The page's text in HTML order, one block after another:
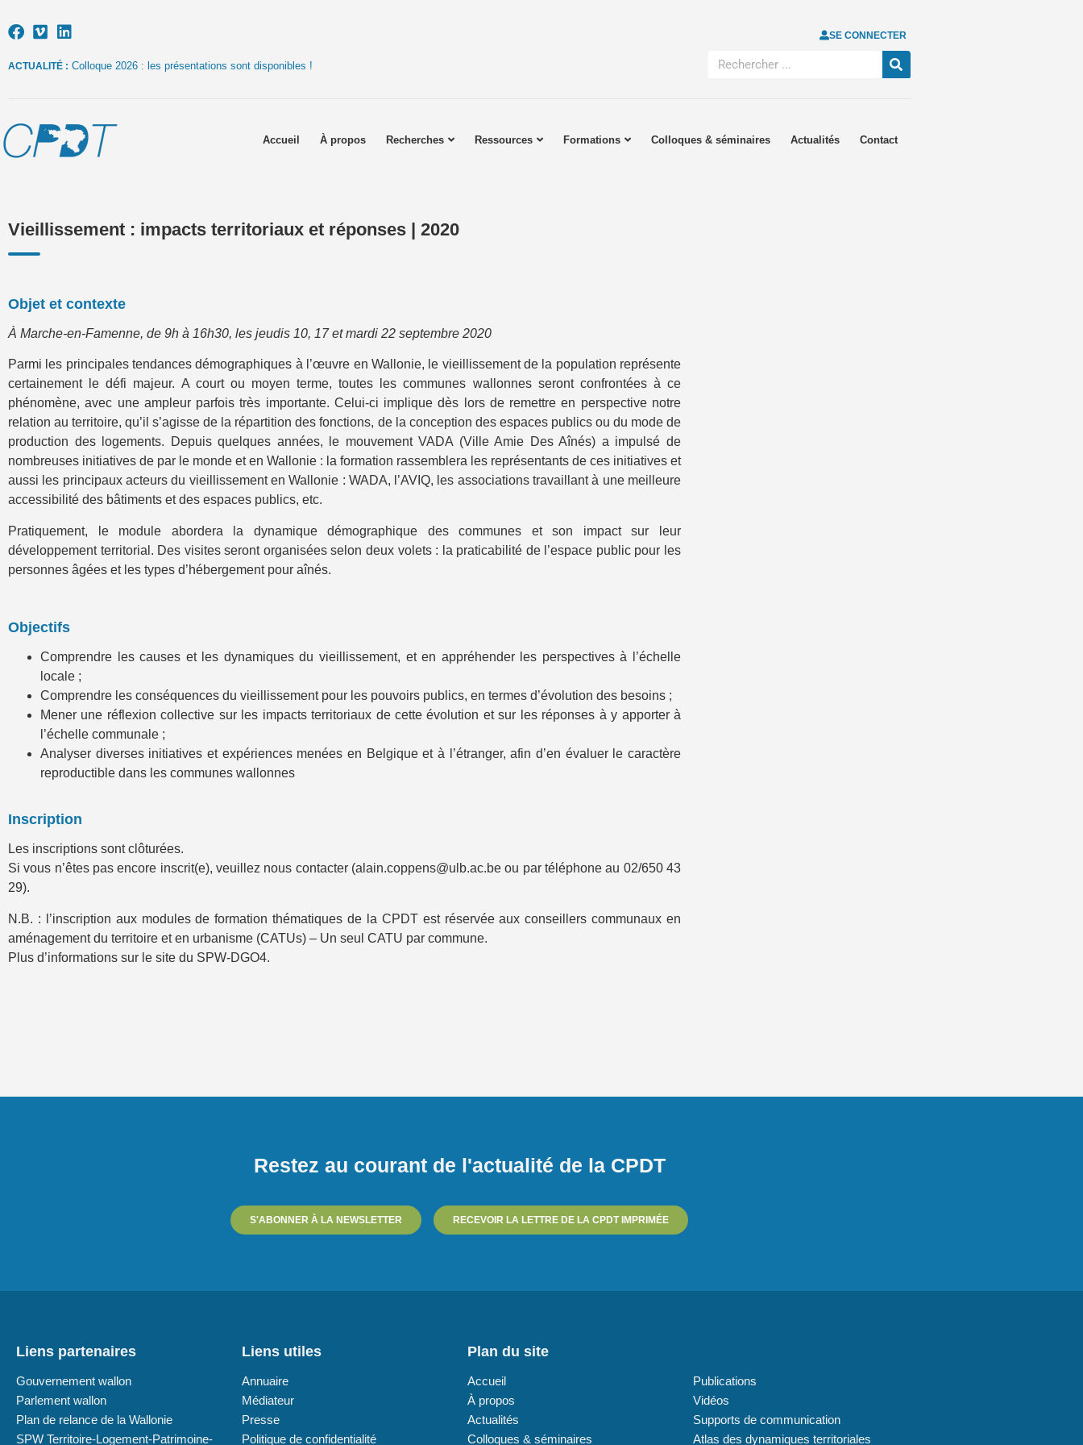
SE CONNECTER
ACTUALITÉ : Colloque 2026 : les présentations sont disponibles !
Accueil À propos Recherches Ressources Formations Colloques & séminaires Actualités Contact
Vieillissement : impacts territoriaux et réponses | 2020
Objet et contexte
À Marche-en-Famenne, de 9h à 16h30, les jeudis 10, 17 et mardi 22 septembre 2020
Parmi les principales tendances démographiques à l’œuvre en Wallonie, le vieillissement de la population représente
certainement le défi majeur. A court ou moyen terme, toutes les communes wallonnes seront confrontées à ce
phénomène, avec une ampleur parfois très importante. Celui-ci implique dès lors de remettre en perspective notre
relation au territoire, qu’il s’agisse de la répartition des fonctions, de la conception des espaces publics ou du mode de
production des logements. Depuis quelques années, le mouvement VADA (Ville Amie Des Aînés) a impulsé de
nombreuses initiatives de par le monde et en Wallonie : la formation rassemblera les représentants de ces initiatives et
aussi les principaux acteurs du vieillissement en Wallonie : WADA, l’AVIQ, les associations travaillant à une meilleure
accessibilité des bâtiments et des espaces publics, etc.
Pratiquement, le module abordera la dynamique démographique des communes et son impact sur leur
développement territorial. Des visites seront organisées selon deux volets : la praticabilité de l’espace public pour les
personnes âgées et les types d’hébergement pour aînés.
Objectifs
Comprendre les causes et les dynamiques du vieillissement, et en appréhender les perspectives à l’échelle
locale ;
Comprendre les conséquences du vieillissement pour les pouvoirs publics, en termes d’évolution des besoins ;
Mener une réflexion collective sur les impacts territoriaux de cette évolution et sur les réponses à y apporter à
l’échelle communale ;
Analyser diverses initiatives et expériences menées en Belgique et à l’étranger, afin d’en évaluer le caractère
reproductible dans les communes wallonnes
Inscription
Les inscriptions sont clôturées.
Si vous n’êtes pas encore inscrit(e), veuillez nous contacter (alain.coppens@ulb.ac.be ou par téléphone au 02/650 43
29).
N.B. : l’inscription aux modules de formation thématiques de la CPDT est réservée aux conseillers communaux en
aménagement du territoire et en urbanisme (CATUs) – Un seul CATU par commune.
Plus d’informations sur le site du SPW-DGO4.
Restez au courant de l'actualité de la CPDT
S'ABONNER À LA NEWSLETTER RECEVOIR LA LETTRE DE LA CPDT IMPRIMÉE
Liens partenaires
Gouvernement wallon
Parlement wallon
Plan de relance de la Wallonie
SPW Territoire-Logement-Patrimoine-
Liens utiles
Annuaire
Médiateur
Presse
Politique de confidentialité
Plan du site
Accueil
À propos
Actualités
Colloques & séminaires
Publications
Vidéos
Supports de communication
Atlas des dynamiques territoriales